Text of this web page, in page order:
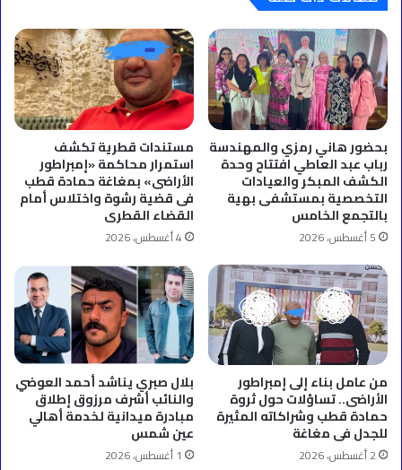
بحضور هاني رمزي والمهندسة
رباب عبد العاطي افتتاح وحدة
الكشف المبكر والعيادات
التخصصية بمستشفى بهية
بالتجمع الخامس
5 أغسطس، 2026
مستندات قطرية تكشف
استمرار محاكمة «إمبراطور
الأراضى» بمغاغة حمادة قطب
فى قضية رشوة واختلاس أمام
القضاء القطرى
4 أغسطس، 2026
من عامل بناء إلى إمبراطور
الأراضى.. تساؤلات حول ثروة
حمادة قطب وشراكاته المثيرة
للجدل فى مغاغة
2 أغسطس، 2026
بلال صبري يناشد أحمد العوضي
والنائب أشرف مرزوق إطلاق
مبادرة ميدانية لخدمة أهالي
عين شمس
1 أغسطس، 2026